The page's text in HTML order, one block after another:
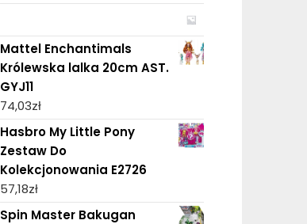
Mattel Enchantimals
Królewska lalka 20cm AST.
GYJ11
74,03zł
Hasbro My Little Pony
Zestaw Do
Kolekcjonowania E2726
57,18zł
Spin Master Bakugan